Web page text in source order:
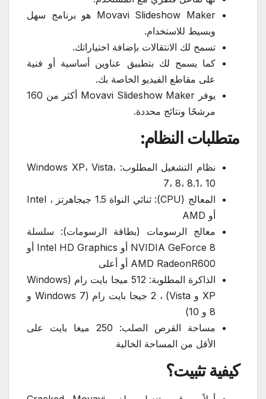
Movavi Slideshow Maker هو برنامج سهل
وبسيط للاستخدام.
تسمح لك الانتقالات بإضافة اختياراتك.
كما يسمح لك بتطبيق عناوين أساسية أو فنية
على مقاطع الفيديو الخاصة بك.
يوفر Movavi Slideshow Maker أكثر من 160
مرشحًا ونتائج محددة.
متطلبات النظام:
نظام التشغيل المطلوب: Windows XP، Vista،
7، 8، 8.1، 10
المعالج (CPU): ثنائي النواة 1.5 جيجاهرتز ، Intel
أو AMD
معالج الرسومات (بطاقة الرسومات): سلسلة
NVIDIA GeForce 8 أو Intel HD Graphics أو
AMD RadeonR600 أو أعلى
الذاكرة المطلوبة: 512 ميجا بايت رام (Windows
XP و Vista) ، 2 جيجا بايت رام (Windows 7 و
8 و 10)
مساحة القرص الصلب: 250 ميغا بايت على
الأقل من المساحة الخالية
كيفية تثبيت؟